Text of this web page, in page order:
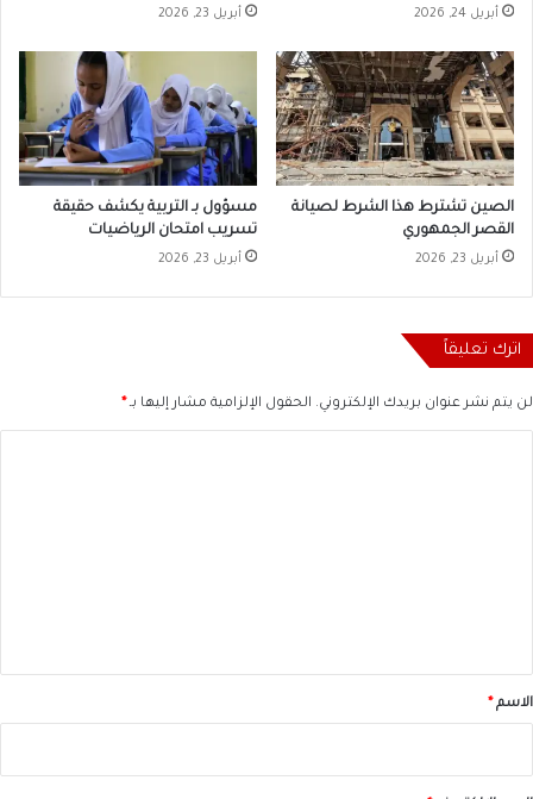
أبريل 24, 2026 أبريل 23, 2026
الصين تشترط هذا الشرط لصيانة
القصر الجمهوري
أبريل 23, 2026
مسؤول بـ التربية يكشف حقيقة
تسريب امتحان الرياضيات
أبريل 23, 2026
اترك تعليقاً
لن يتم نشر عنوان بريدك الإلكتروني. الحقول الإلزامية مشار إليها بـ *
*الاسم *